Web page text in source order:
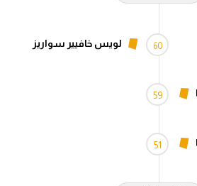
60 لويس خافيير سواريز
59
51